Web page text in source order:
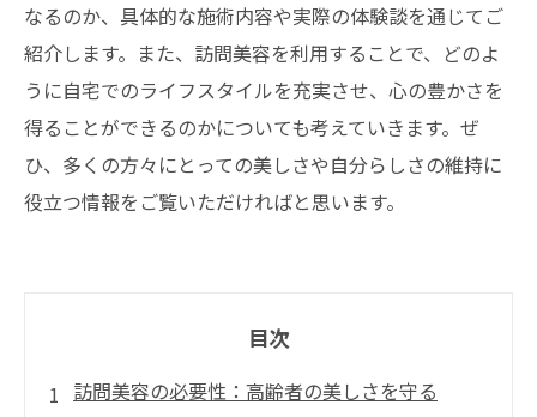
なるのか、具体的な施術内容や実際の体験談を通じてご
紹介します。また、訪問美容を利用することで、どのよ
うに自宅でのライフスタイルを充実させ、心の豊かさを
得ることができるのかについても考えていきます。ぜ
ひ、多くの方々にとっての美しさや自分らしさの維持に
役立つ情報をご覧いただければと思います。
目次
訪問美容の必要性：高齢者の美しさを守る